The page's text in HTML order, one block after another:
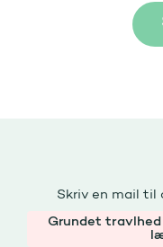
Skriv en mail til
Grundet